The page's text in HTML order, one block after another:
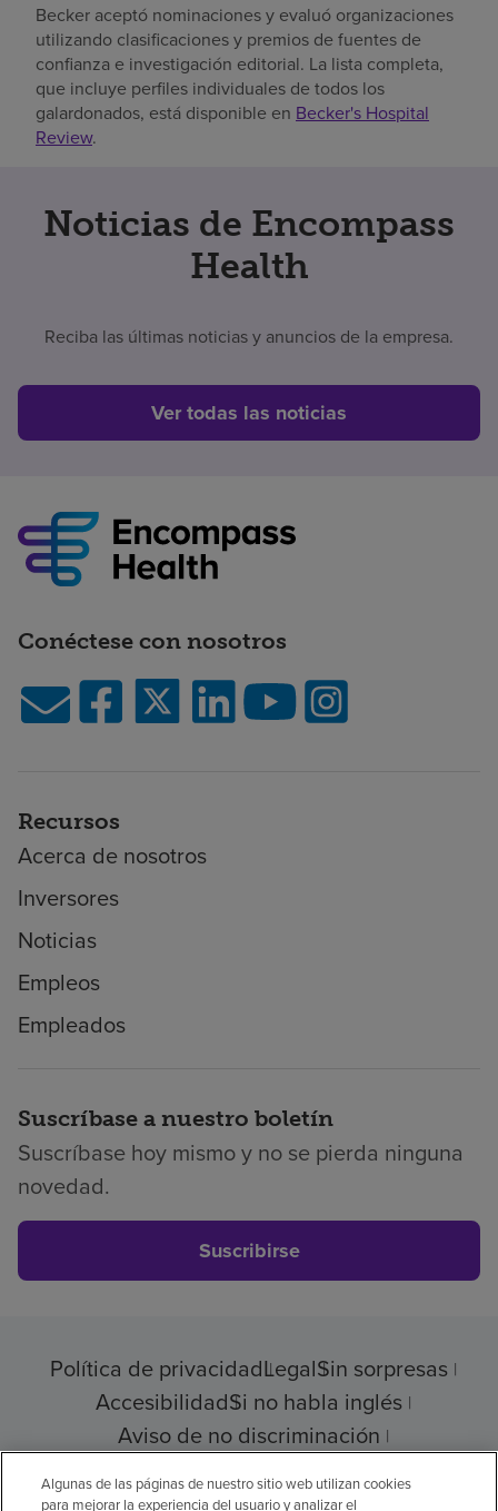
Becker aceptó nominaciones y evaluó organizaciones
utilizando clasificaciones y premios de fuentes de
confianza e investigación editorial. La lista completa,
que incluye perfiles individuales de todos los
galardonados, está disponible en Becker's Hospital
Review.
Noticias de Encompass
Health
Reciba las últimas noticias y anuncios de la empresa.
Ver todas las noticias
Conéctese con nosotros
Recursos
Acerca de nosotros
Inversores
Noticias
Empleos
Empleados
Suscríbase a nuestro boletín
Suscríbase hoy mismo y no se pierda ninguna
novedad.
Suscribirse
Política de privacidadLegalSin sorpresas
AccesibilidadSi no habla inglés
Aviso de no discriminación
Algunas de las páginas de nuestro sitio web utilizan cookies
para mejorar la experiencia del usuario y analizar el